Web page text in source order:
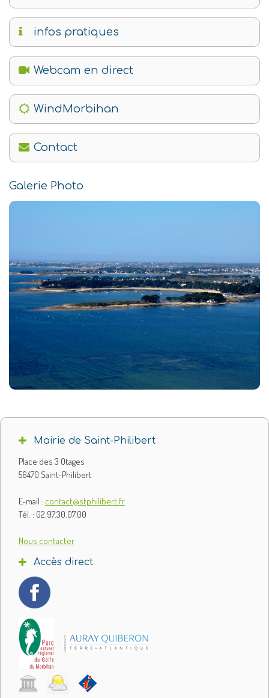
infos pratiques
Webcam en direct
WindMorbihan
Contact
Galerie Photo
Mairie de Saint-Philibert
Place des 3 Otages
56470 Saint-Philibert
E-mail : contact@stphilibert.fr
Tél. : 02.97.30.07.00
Nous contacter
Accès direct